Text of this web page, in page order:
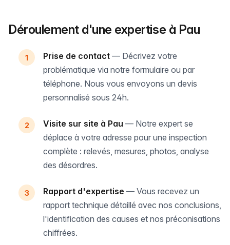
Déroulement d'une expertise à Pau
Prise de contact — Décrivez votre
problématique via notre formulaire ou par
téléphone. Nous vous envoyons un devis
personnalisé sous 24h.
Visite sur site à Pau — Notre expert se
déplace à votre adresse pour une inspection
complète : relevés, mesures, photos, analyse
des désordres.
Rapport d'expertise — Vous recevez un
rapport technique détaillé avec nos conclusions,
l'identification des causes et nos préconisations
chiffrées.